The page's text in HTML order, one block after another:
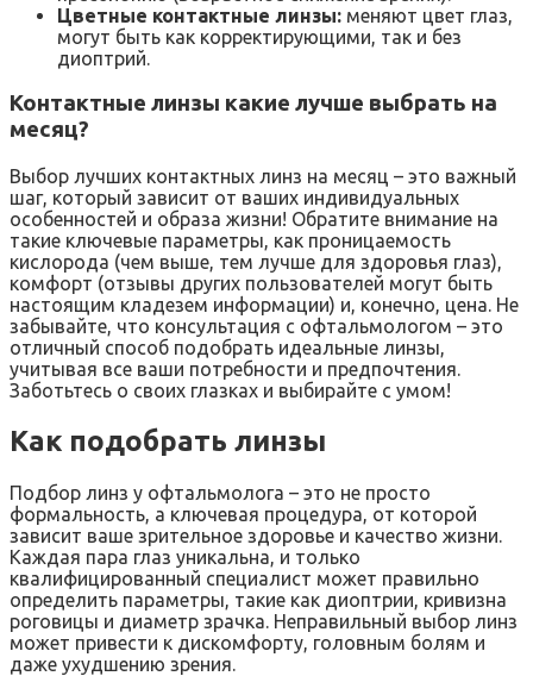
Цветные контактные линзы: меняют цвет глаз,
могут быть как корректирующими, так и без
диоптрий.
Контактные линзы какие лучше выбрать на
месяц?
Выбор лучших контактных линз на месяц – это важный
шаг, который зависит от ваших индивидуальных
особенностей и образа жизни! Обратите внимание на
такие ключевые параметры, как проницаемость
кислорода (чем выше, тем лучше для здоровья глаз),
комфорт (отзывы других пользователей могут быть
настоящим кладезем информации) и, конечно, цена. Не
забывайте, что консультация с офтальмологом – это
отличный способ подобрать идеальные линзы,
учитывая все ваши потребности и предпочтения.
Заботьтесь о своих глазках и выбирайте с умом!
Как подобрать линзы
Подбор линз у офтальмолога – это не просто
формальность, а ключевая процедура, от которой
зависит ваше зрительное здоровье и качество жизни.
Каждая пара глаз уникальна, и только
квалифицированный специалист может правильно
определить параметры, такие как диоптрии, кривизна
роговицы и диаметр зрачка. Неправильный выбор линз
может привести к дискомфорту, головным болям и
даже ухудшению зрения.